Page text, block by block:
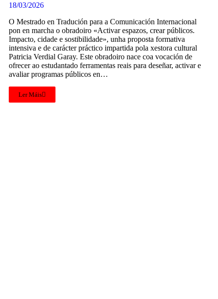
18/03/2026
O Mestrado en Tradución para a Comunicación Internacional
pon en marcha o obradoiro «Activar espazos, crear públicos.
Impacto, cidade e sostibilidade», unha proposta formativa
intensiva e de carácter práctico impartida pola xestora cultural
Patricia Verdial Garay. Este obradoiro nace coa vocación de
ofrecer ao estudantado ferramentas reais para deseñar, activar e
avaliar programas públicos en…
Ler Máis